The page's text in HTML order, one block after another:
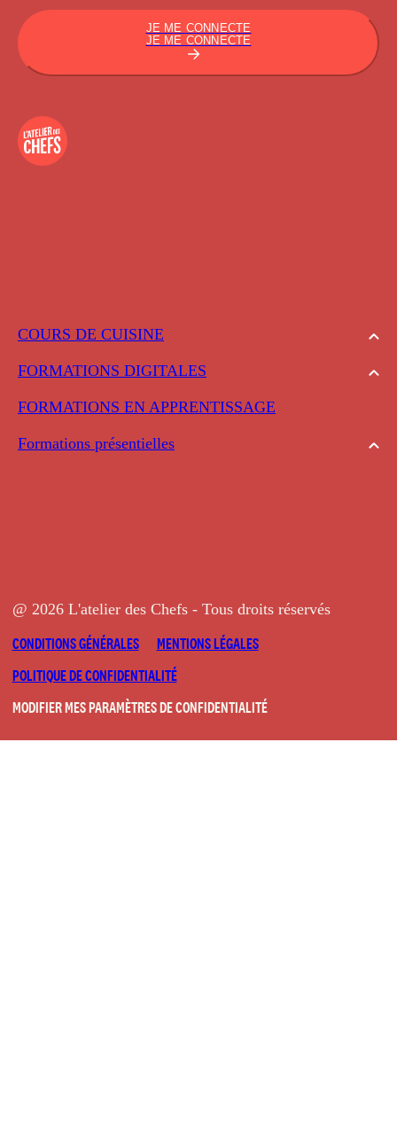
COURS DE CUISINE
FORMATIONS DIGITALES
FORMATIONS EN APPRENTISSAGE
Formations présentielles
JE ME CONNECTE
JE ME CONNECTE
@ 2026 L'atelier des Chefs - Tous droits réservés
CONDITIONS GÉNÉRALES
MENTIONS LÉGALES
POLITIQUE DE CONFIDENTIALITÉ
MODIFIER MES PARAMÈTRES DE CONFIDENTIALITÉ